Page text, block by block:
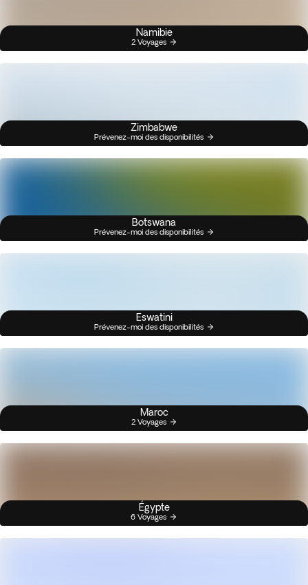
Namibie
2 Voyages
Zimbabwe
Prévenez-moi des disponibilités
Botswana
Prévenez-moi des disponibilités
Eswatini
Prévenez-moi des disponibilités
Maroc
2 Voyages
Égypte
6 Voyages